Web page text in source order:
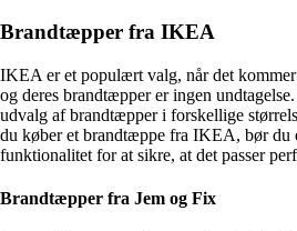
Brandtæpper fra IKEA
IKEA er et populært valg, når det
og deres brandtæpper er ingen
udvalg af brandtæpper i forskellige
du køber et brandtæppe fra IKEA, bør du
funktionalitet for at sikre, at det passer
Brandtæpper fra Jem og Fix